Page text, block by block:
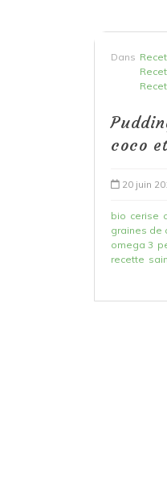
Dans
coco
20 juin
bio cerise
graines de
omega 3
recette sain